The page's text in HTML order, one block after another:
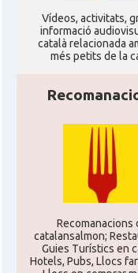
CAMON
CAMON
CAMON
CAMON
Casal
Ví­deos, activitats,
informació
català relacionada
més petits de la
Recomanacions
catalansalmon;
Guies Turístics en
Hotels, Pubs, Llocs